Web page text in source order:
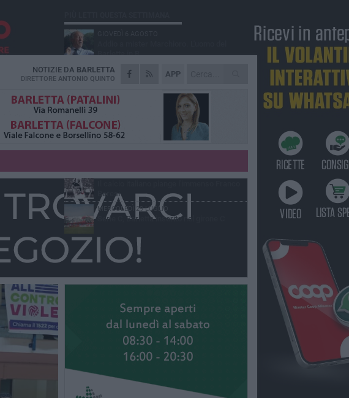
APP
NOTIZIE DA BARLETTA
DIRETTORE ANTONIO QUINTO
Barletta in B
SABATO 1 AGOSTO
Poker di Da Silva, Barletta batte Soccer
VENERDÌ 31 LUGLIO
Serie C Sky Wifi: fissate date e orari delle
prime otto giornate di campionato.
VENERDÌ 31 LUGLIO
Barletta 1922: un avvio tostissimo e
VENERDÌ 31 LUGLIO
Baresi
MERCOLEDÌ 29 LUGLIO
Serie C, Barletta inserito nel girone C